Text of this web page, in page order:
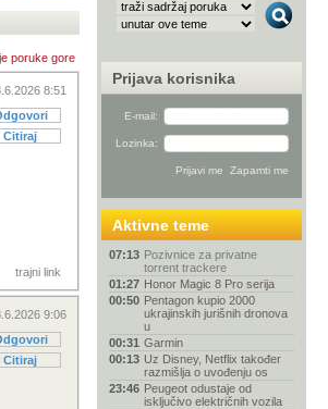
poruke gore
8:51
Citiraj
trajni link
9:06
Citiraj
Prijava korisnika
E-mail:
Lozinka:
Aktivne teme
07:13 Pozivnice za privatne
torrent trackere
01:27 Honor Magic 8 Pro serija
00:50 Pentagon kupio 2000
ukrajinskih jurišnih dronova
u
00:31 Garmin
00:13 Uz Disney, Netflix također
razmišlja o uvođenju os
23:46 Peugeot odustaje od
isključivo električnih vozila